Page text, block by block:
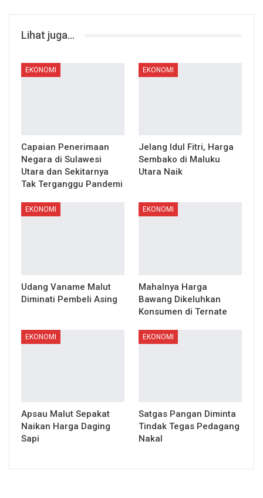
Lihat juga...
EKONOMI
Capaian Penerimaan
Negara di Sulawesi
Utara dan Sekitarnya
Tak Terganggu Pandemi
EKONOMI
Jelang Idul Fitri, Harga
Sembako di Maluku
Utara Naik
EKONOMI
Udang Vaname Malut
Diminati Pembeli Asing
EKONOMI
Mahalnya Harga
Bawang Dikeluhkan
Konsumen di Ternate
EKONOMI
Apsau Malut Sepakat
Naikan Harga Daging
Sapi
EKONOMI
Satgas Pangan Diminta
Tindak Tegas Pedagang
Nakal